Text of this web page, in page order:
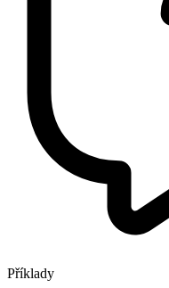
Příklady